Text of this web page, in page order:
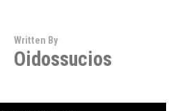
Written By
Oidossucios